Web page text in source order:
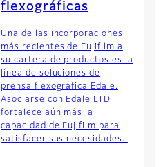
flexográficas
Una de las incorporaciones
más recientes de Fujifilm a
su cartera de productos es la
línea de soluciones de
prensa flexográfica Edale.
Asociarse con Edale LTD
fortalece aún más la
capacidad de Fujifilm para
satisfacer sus necesidades.